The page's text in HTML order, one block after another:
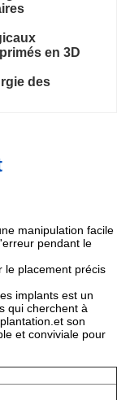
en 3D
des
manipulation facile
pendant le
le placement précis
implants est un
qui cherchent à
son
et conviviale pour